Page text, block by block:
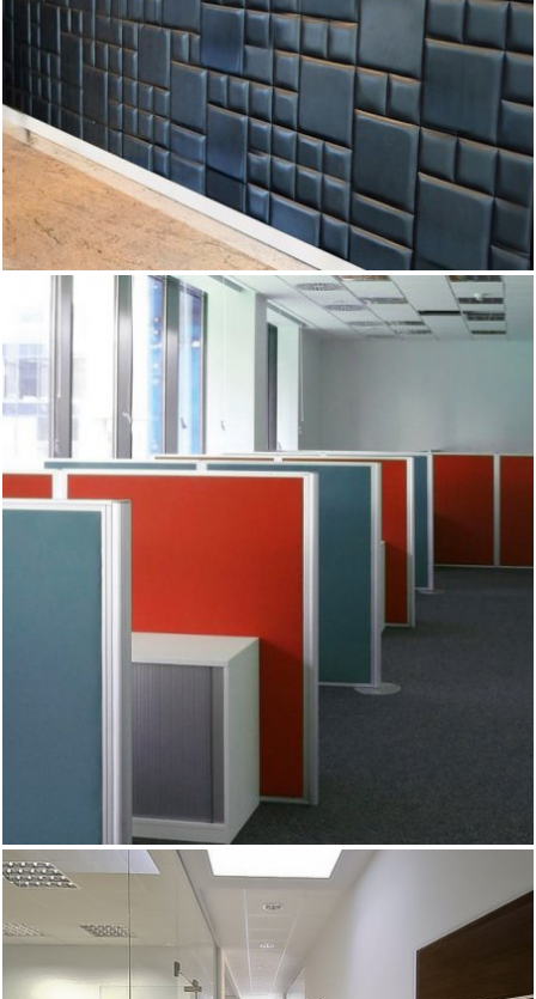
przez Ciebie kolorze. Mogą być płaskie lub przestrzenne,
układane z prostokątów, sześciokątów czykwadratów
różnej wielkości. Jednym słowem opowiedz nam czego
chcesz, a my to dla Ciebie zaprojektujemy i wykonamy
zgodnie z Twoimi wymaganiami.
Tworzysz biuro typu open space? Ścianki panelowe
pomogą Ci optymalnie wykorzystać przestrzeń danego
wykonujemy zgodnie z potrzebami i oczekiwaniami naszych
klientów masz pewność, że efekt końcowy będzie nie tylko